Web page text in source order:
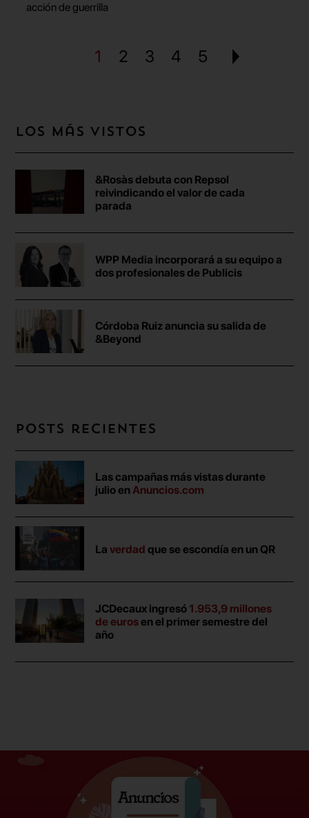
acción de guerrilla
1 2 3 4 5
Los más vistos
&Rosàs debuta con Repsol
reivindicando el valor de cada
parada
WPP Media incorporará a su equipo a
dos profesionales de Publicis
Córdoba Ruiz anuncia su salida de
&Beyond
Posts recientes
Las campañas más vistas durante
julio enAnuncios.com
Laverdad que se escondía en un QR
JCDecaux ingresó 1.953,9 millones
de eurosen el primer semestre del
año